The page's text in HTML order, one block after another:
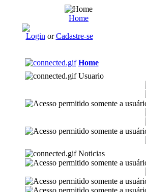
Home
Login orCadastre-se
Home
Usuario
Noticias